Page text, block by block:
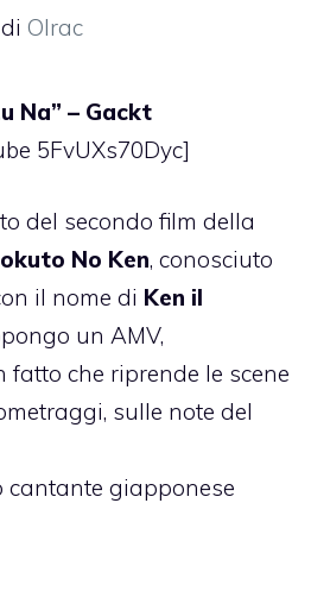
di Olrac
Na” – Gackt
5FvUXs70Dyc]
del secondo film della
No Ken, conosciuto
il nome di Ken il
un AMV,
fatto che riprende le scene
sulle note del
cantante giapponese